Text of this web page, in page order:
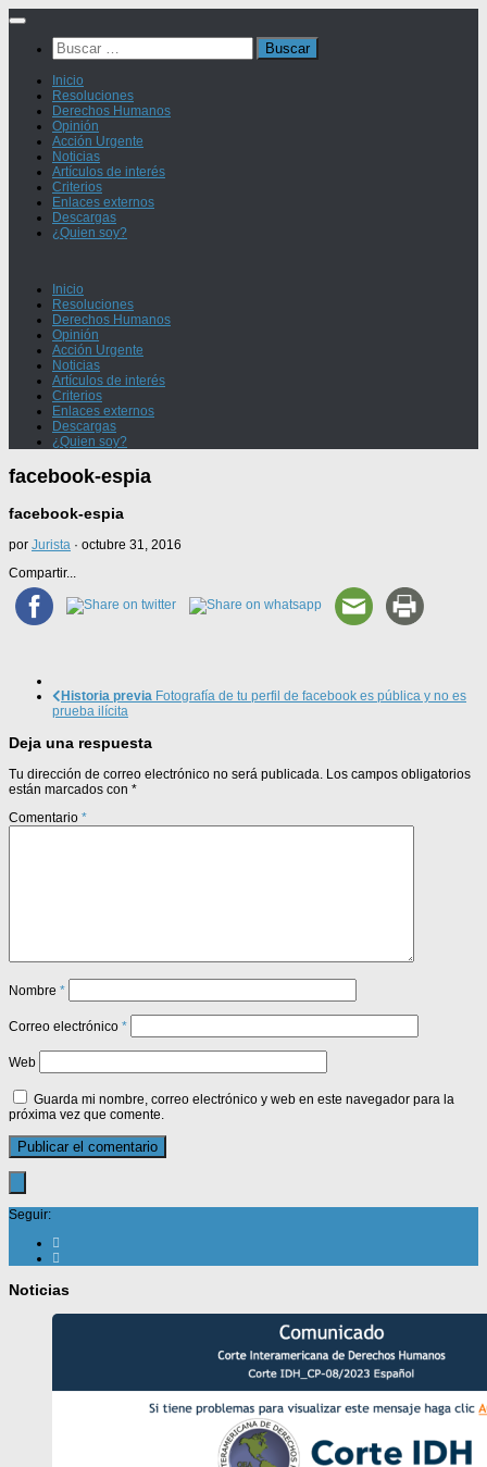
Saltar
contenidoBuscar:
Inicio
Resoluciones
Derechos Humanos
Opinión
Acción Urgente
Noticias
Artículos de interés
Criterios
Enlaces externos
Descargas
¿Quien soy?
Inicio
Resoluciones
Derechos Humanos
Opinión
Acción Urgente
Noticias
Artículos de interés
Criterios
Enlaces externos
Descargas
¿Quien soy?
facebook-espia
facebook-espia
por Jurista · octubre 31, 2016
Compartir...
Historia previa Fotografía de tu perfil de facebook es pública y no es
prueba ilícita
Deja una respuesta
Tu dirección de correo electrónico no será publicada. Los campos obligatorios
están marcados con *
Comentario *
Nombre *
Correo electrónico *
Web
Guarda mi nombre, correo electrónico y web en este navegador para la
próxima vez que comente.
Seguir:
Noticias